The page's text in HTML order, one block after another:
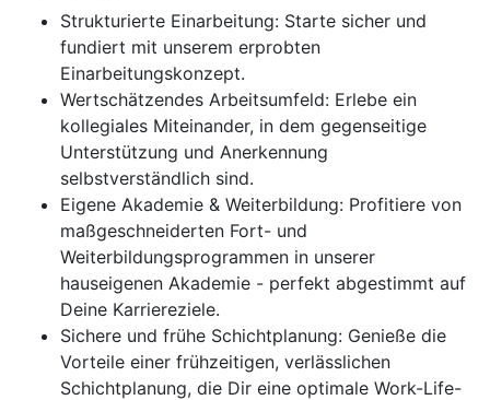
Strukturierte Einarbeitung: Starte sicher und
fundiert mit unserem erprobten
Einarbeitungskonzept.
Wertschätzendes Arbeitsumfeld: Erlebe ein
kollegiales Miteinander, in dem gegenseitige
Unterstützung und Anerkennung
selbstverständlich sind.
Eigene Akademie & Weiterbildung: Profitiere von
maßgeschneiderten Fort- und
Weiterbildungsprogrammen in unserer
hauseigenen Akademie - perfekt abgestimmt auf
Deine Karriereziele.
Sichere und frühe Schichtplanung: Genieße die
Vorteile einer frühzeitigen, verlässlichen
Schichtplanung, die Dir eine optimale Work-Life-